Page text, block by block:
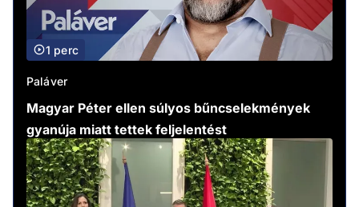
1 perc
Paláver
Magyar Péter ellen súlyos bűncselekmények
gyanúja miatt tettek feljelentést